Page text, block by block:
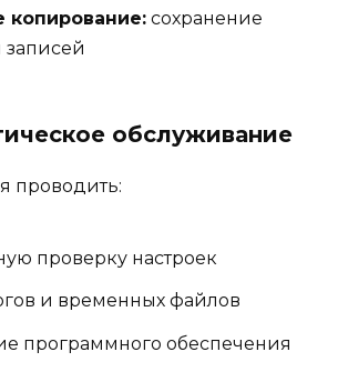
копирование: сохранение
записей
обслуживание
проводить:
проверку настроек
и временных файлов
программного обеспечения